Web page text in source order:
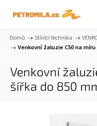
Domů / Stínící technika /
/
Venkovní žaluzie C50 na
Venkovní
šířka do 850